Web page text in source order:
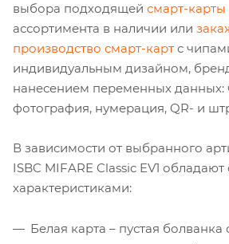
выбора подходящей смарт-карты
ассортимента в наличии или
производство смарт-карт с
индивидуальным дизайном,
нанесением переменных
фотография, нумерация, QR- и
В зависимости от выбранного
ISBC MIFARE Classic EV1
характеристиками:
Белая карта – пустая